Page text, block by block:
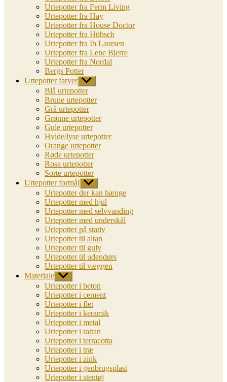
Urtepotter fra Ferm Living
Urtepotter fra Hay
Urtepotter fra House Doctor
Urtepotter fra Hübsch
Urtepotter fra Ib Laursen
Urtepotter fra Lene Bjerre
Urtepotter fra Nordal
Bergs Potter
Urtepotter farver Vis
undermenu
Blå urtepotter
Brune urtepotter
Grå urtepotter
Grønne urtepotter
Gule urtepotter
Hvide/lyse urtepotter
Orange urtepotter
Røde urtepotter
Rosa urtepotter
Sorte urtepotter
Urtepotter formål Vis
undermenu
Urtepotter der kan hænge
Urtepotter med hjul
Urtepotter med selvvanding
Urtepotter med underskål
Urtepotter på stativ
Urtepotter til altan
Urtepotter til gulv
Urtepotter til udendørs
Urtepotter til væggen
Materiale Vis
undermenu
Urtepotter i beton
Urtepotter i cement
Urtepotter i flet
Urtepotter i keramik
Urtepotter i metal
Urtepotter i rattan
Urtepotter i terracotta
Urtepotter i træ
Urtepotter i zink
Urtepotter i genbrugsplast
Urtepotter i stentøj